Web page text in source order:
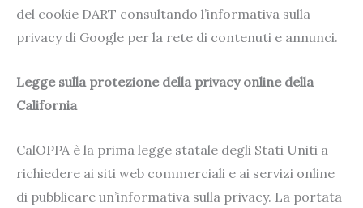
del cookie DART consultando l’informativa sulla
privacy di Google per la rete di contenuti e annunci.
Legge sulla protezione della privacy online della
California
CalOPPA è la prima legge statale degli Stati Uniti a
richiedere ai siti web commerciali e ai servizi online
di pubblicare un’informativa sulla privacy. La portata